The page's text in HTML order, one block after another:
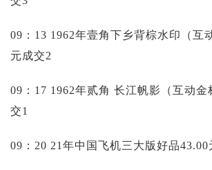
09：13 1962年壹角下乡背棕水印（互
元成交2
09：17 1962年贰角 长江帆影（互动金
交1
09：20 21年中国飞机三大版好品43.00